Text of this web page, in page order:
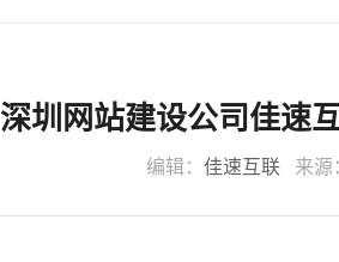
深圳网站建设公司佳速
编辑： 佳速互联 来源